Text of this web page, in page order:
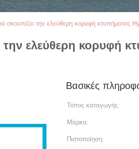
την ελεύθερη κορυφή κτυπήματος
ελεύθερη κορυφή
Βασικές
Τόπος καταγωγής:
Μάρκα:
Πιστοποίηση: